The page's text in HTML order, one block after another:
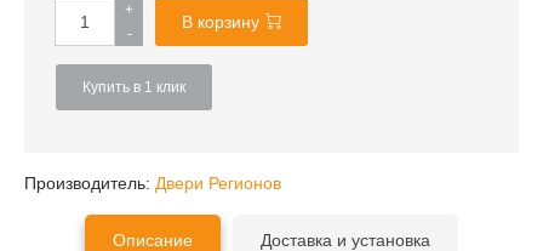
+
-
В корзину
Купить в 1 клик
Производитель: Двери Регионов
Описание Доставка и установка